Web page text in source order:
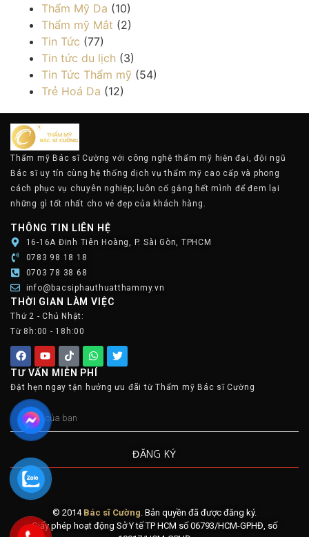
Thẩm Mỹ Da (10)
Thẩm mỹ Mắt (2)
Tin Tức (77)
Tin tức du lịch (3)
Tin Tức Thẩm mỹ (54)
Trẻ Hoá Da (12)
Thẩm mỹ Bác sĩ Cường với công nghệ thẩm mỹ hiện đại, đội ngũ
Bác sĩ uy tín cùng hệ thống dịch vụ thẩm mỹ cao cấp và phong
cách phục vụ chuyên nghiệp; luôn cố gắng hết mình để đem lại
những gì tốt nhất cho vẻ đẹp của khách hàng.
THÔNG TIN LIÊN HỆ
16-16A Đinh Tiên Hoàng, P. Sài Gòn, TPHCM
0783 98 18 18
0703 78 38 68
info@bacsiphauthuatthammy.vn
THỜI GIAN LÀM VIỆC
Thứ 2 - Chủ Nhật:
Từ 8h:00 - 18h:00
TƯ VẤN MIỄN PHÍ
Đặt hẹn ngay tận hưởng ưu đãi từ Thẩm mỹ Bác sĩ Cường
ĐĂNG KÝ
© 2014 Bác sĩ Cường. Bản quyền đã được đăng ký.
Giấy phép hoạt động Sở Y tế TP HCM số 06793/HCM-GPHĐ, số